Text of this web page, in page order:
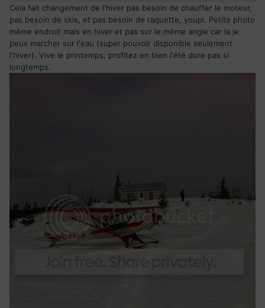
Cela fait changement de l'hiver pas besoin de chauffer le moteur,
pas besoin de skis, et pas besoin de raquette, youpi. Petite photo
même endroit mais en hiver et pas sur le même angle car la je
peux marcher sur l'eau (super pouvoir disponible seulement
l'hiver). Vive le printemps, profitez en bien l'été dure pas si
longtemps.